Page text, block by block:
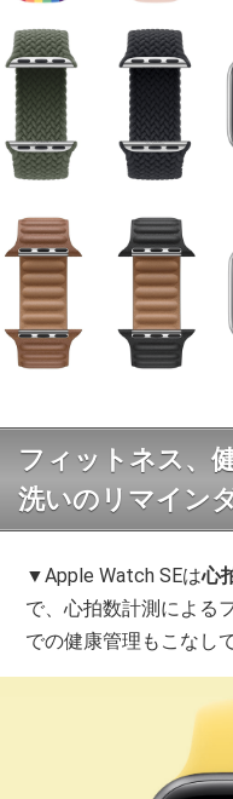
フィットネス、
洗いのリマイン
▼Apple Watch SEは心
で、心拍数計測による
での健康管理もこなし